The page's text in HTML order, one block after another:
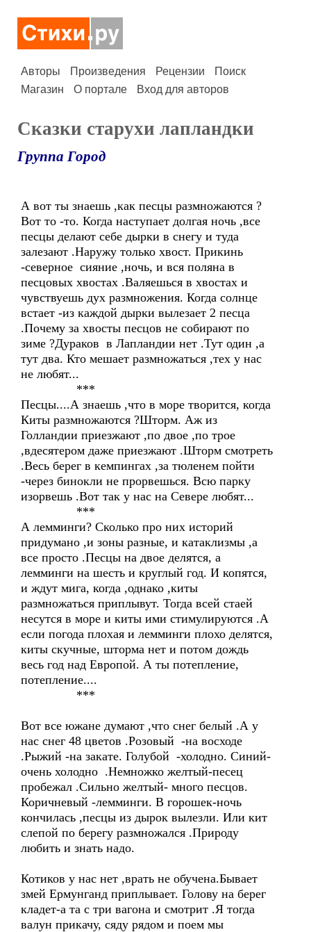
Авторы Произведения Рецензии
Поиск
Магазин
О портале Вход для авторов
Сказки старухи лапландки
Группа Город
А вот ты знаешь ,как песцы размножаются ?
Вот то -то. Когда наступает долгая ночь ,все
песцы делают себе дырки в снегу и туда
залезают .Наружу только хвост. Прикинь
-северное сияние ,ночь, и вся поляна в
песцовых хвостах .Валяешься в хвостах и
чувствуешь дух размножения. Когда солнце
встает -из каждой дырки вылезает 2 песца
.Почему за хвосты песцов не собирают по
зиме ?Дураков в Лапландии нет .Тут один ,а
тут два. Кто мешает размножаться ,тех у нас
не любят...
***
Песцы....А знаешь ,что в море творится, когда
Киты размножаются ?Шторм. Аж из
Голландии приезжают ,по двое ,по трое
,вдесятером даже приезжают .Шторм смотреть
.Весь берег в кемпингах ,за тюленем пойти
-через бинокли не прорвешься. Всю парку
изорвешь .Вот так у нас на Севере любят...
***
А лемминги? Сколько про них историй
придумано ,и зоны разные, и катаклизмы ,а
все просто .Песцы на двое делятся, а
лемминги на шесть и круглый год. И копятся,
и ждут мига, когда ,однако ,киты
размножаться приплывут. Тогда всей стаей
несутся в море и киты ими стимулируются .А
если погода плохая и лемминги плохо делятся,
киты скучные, шторма нет и потом дождь
весь год над Европой. А ты потепление,
потепление....
***
Вот все южане думают ,что снег белый .А у
нас снег 48 цветов .Розовый -на восходе
.Рыжий -на закате. Голубой -холодно. Синий-
очень холодно .Немножко желтый-песец
пробежал .Сильно желтый- много песцов.
Коричневый -лемминги. В горошек-ночь
кончилась ,песцы из дырок вылезли. Или кит
слепой по берегу размножался .Природу
любить и знать надо.
Котиков у нас нет ,врать не обучена.Бывает
змей Ермунганд приплывает. Голову на берег
кладет-а та с три вагона и смотрит .Я тогда
валун прикачу, сяду рядом и поем мы